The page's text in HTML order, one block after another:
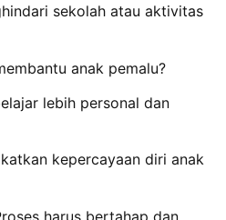
sekolah atau aktivitas
anak pemalu?
lebih personal dan
kepercayaan diri anak
harus bertahap dan